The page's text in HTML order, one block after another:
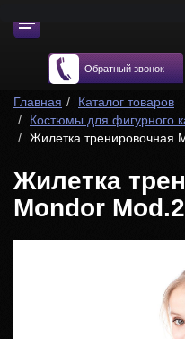
Обратный звонок
Главная
Каталог товаров
Костюмы для фигурного
Жилетка тренировочная
Жилетка
Mondor